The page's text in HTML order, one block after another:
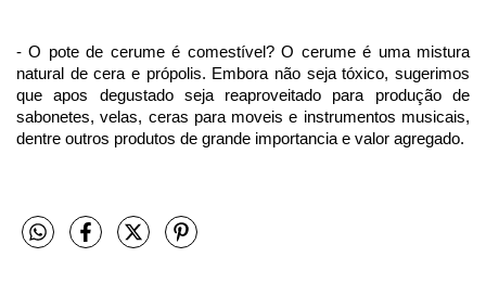
- O pote de cerume é comestível? O cerume é uma mistura
natural de cera e própolis. Embora não seja tóxico, sugerimos
que apos degustado seja reaproveitado para produção de
sabonetes, velas, ceras para moveis e instrumentos musicais,
dentre outros produtos de grande importancia e valor agregado.